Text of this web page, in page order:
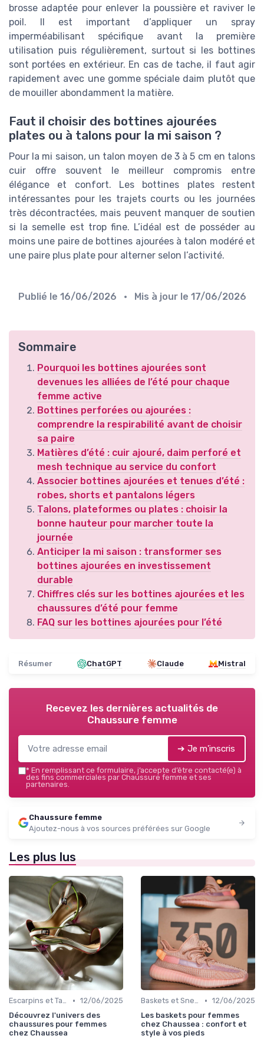
brosse adaptée pour enlever la poussière et raviver le
poil. Il est important d’appliquer un spray
imperméabilisant spécifique avant la première
utilisation puis régulièrement, surtout si les bottines
sont portées en extérieur. En cas de tache, il faut agir
rapidement avec une gomme spéciale daim plutôt que
de mouiller abondamment la matière.
Faut il choisir des bottines ajourées
plates ou à talons pour la mi saison ?
Pour la mi saison, un talon moyen de 3 à 5 cm en talons
cuir offre souvent le meilleur compromis entre
élégance et confort. Les bottines plates restent
intéressantes pour les trajets courts ou les journées
très décontractées, mais peuvent manquer de soutien
si la semelle est trop fine. L’idéal est de posséder au
moins une paire de bottines ajourées à talon modéré et
une paire plus plate pour alterner selon l’activité.
Publié le 16/06/2026 • Mis à jour le 17/06/2026
Sommaire
Pourquoi les bottines ajourées sont
devenues les alliées de l’été pour chaque
femme active
Bottines perforées ou ajourées :
comprendre la respirabilité avant de choisir
sa paire
Matières d’été : cuir ajouré, daim perforé et
mesh technique au service du confort
Associer bottines ajourées et tenues d’été :
robes, shorts et pantalons légers
Talons, plateformes ou plates : choisir la
bonne hauteur pour marcher toute la
journée
Anticiper la mi saison : transformer ses
bottines ajourées en investissement
durable
Chiffres clés sur les bottines ajourées et les
chaussures d’été pour femme
FAQ sur les bottines ajourées pour l’été
Résumer ChatGPT Claude Mistral
Recevez les dernières actualités de
Chaussure femme
➔ Je m'inscris
* En remplissant ce formulaire, j’accepte d’être contacté(e) à
des fins commerciales par Chaussure femme et ses
partenaires.
Chaussure femme
Ajoutez-nous à vos sources préférées sur Google
Les plus lus
Escarpins et Talons • 12/06/2025
Découvrez l'univers des
chaussures pour femmes
chez Chaussea
Baskets et Sneakers • 12/06/2025
Les baskets pour femmes
chez Chaussea : confort et
style à vos pieds